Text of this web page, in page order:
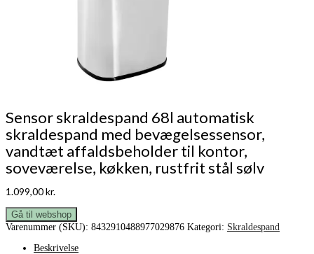
Sensor skraldespand 68l automatisk
skraldespand med bevægelsessensor,
vandtæt affaldsbeholder til kontor,
soveværelse, køkken, rustfrit stål sølv
1.099,00kr.
Gå til webshop
Varenummer (SKU): 8432910488977029876 Kategori: Skraldespand
Beskrivelse